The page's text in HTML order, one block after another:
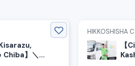
】＼
HIKKOSHISHA
【